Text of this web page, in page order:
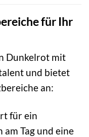
für Ihr
Dunkelrot mit
und bietet
an:
für ein
am Tag und eine